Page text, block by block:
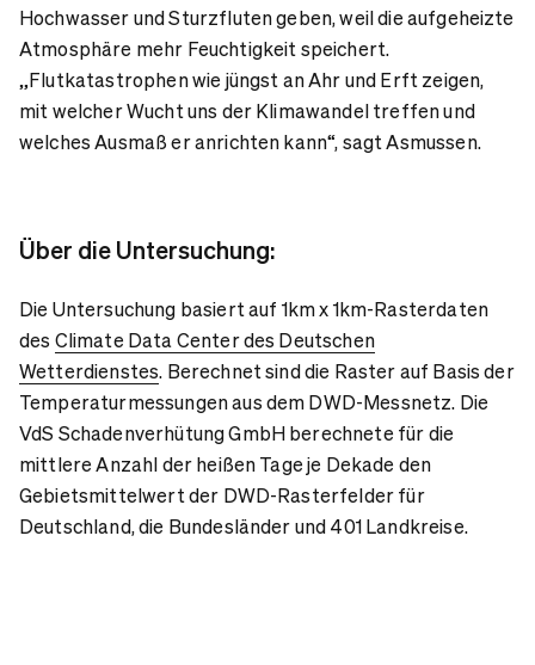
Hochwasser und Sturzfluten geben, weil die aufgeheizte
Atmosphäre mehr Feuchtigkeit speichert.
„Flutkatastrophen wie jüngst an Ahr und Erft zeigen,
mit welcher Wucht uns der Klimawandel treffen und
welches Ausmaß er anrichten kann“, sagt Asmussen.
Über die Untersuchung:
Die Untersuchung basiert auf 1km x 1km-Rasterdaten
des Climate Data Center des Deutschen
Wetterdienstes. Berechnet sind die Raster auf Basis der
Temperaturmessungen aus dem DWD-Messnetz. Die
VdS Schadenverhütung GmbH berechnete für die
mittlere Anzahl der heißen Tage je Dekade den
Gebietsmittelwert der DWD-Rasterfelder für
Deutschland, die Bundesländer und 401 Landkreise.